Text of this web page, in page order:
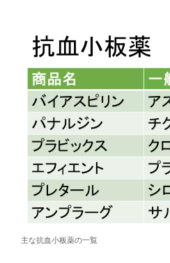
主な抗血小板薬の一覧